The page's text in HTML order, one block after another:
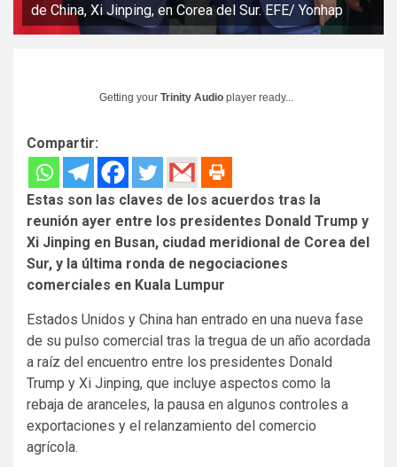
de China, Xi Jinping, en Corea del Sur. EFE/ Yonhap
Getting your Trinity Audio player ready...
Compartir:
Estas son las claves de los acuerdos tras la
reunión ayer entre los presidentes Donald Trump y
Xi Jinping en Busan, ciudad meridional de Corea del
Sur, y la última ronda de negociaciones
comerciales en Kuala Lumpur
Estados Unidos y China han entrado en una nueva fase
de su pulso comercial tras la tregua de un año acordada
a raíz del encuentro entre los presidentes Donald
Trump y Xi Jinping, que incluye aspectos como la
rebaja de aranceles, la pausa en algunos controles a
exportaciones y el relanzamiento del comercio
agrícola.